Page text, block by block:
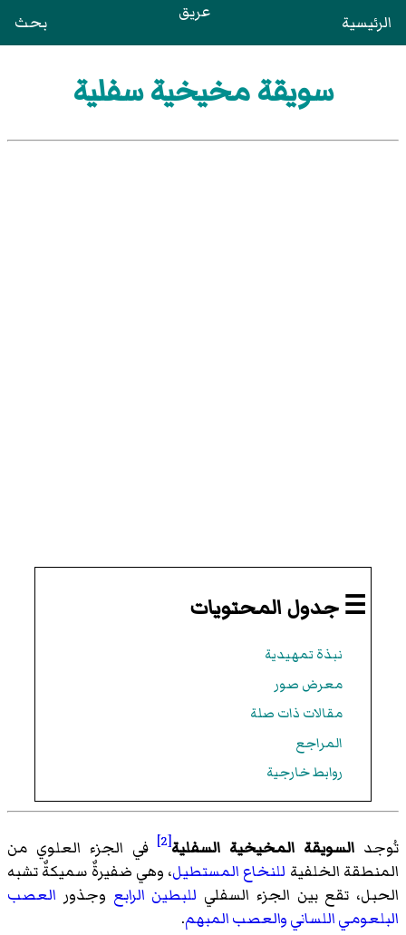
الرئيسية عريق بحث
سويقة مخيخية سفلية
☰ جدول المحتويات
نبذة تمهيدية
معرض صور
مقالات ذات صلة
المراجع
روابط خارجية
تُوجد السويقة المخيخية السفلية[2]
في الجزء العلوي من
المنطقة الخلفية للنخاع المستطيل، وهي ضفيرةٌ سميكةٌ تشبه
الحبل، تقع بين الجزء السفلي للبطين الرابع وجذور العصب
البلعومي اللسانيوالعصب المبهم.